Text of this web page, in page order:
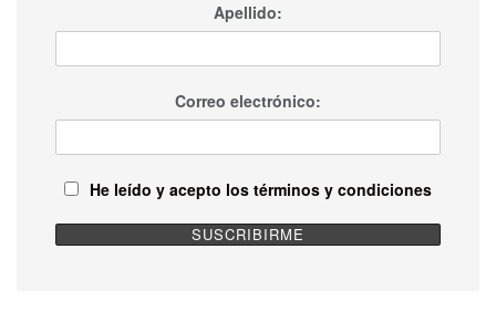
Apellido:
Correo electrónico:
He leído y acepto los términos y condiciones